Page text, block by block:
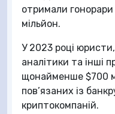
отримали гонорари
мільйон.
У 2023 році
аналітики та інші
щонайменше $700
пов’язаних із
криптокомпаній.